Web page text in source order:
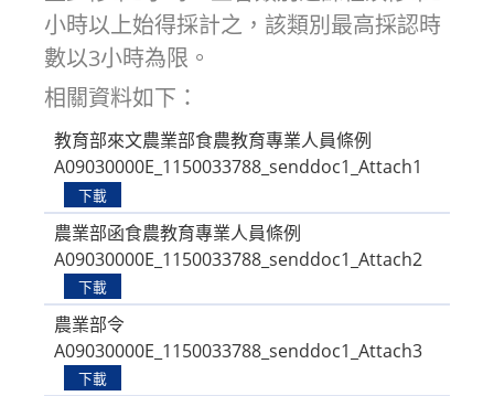
小時以上始得採計之，該類別最高採認時
數以3小時為限。
相關資料如下：
教育部來文農業部食農教育專業人員條例
A09030000E_1150033788_senddoc1_Attach1
下載
農業部函食農教育專業人員條例
A09030000E_1150033788_senddoc1_Attach2
下載
農業部令
A09030000E_1150033788_senddoc1_Attach3
下載